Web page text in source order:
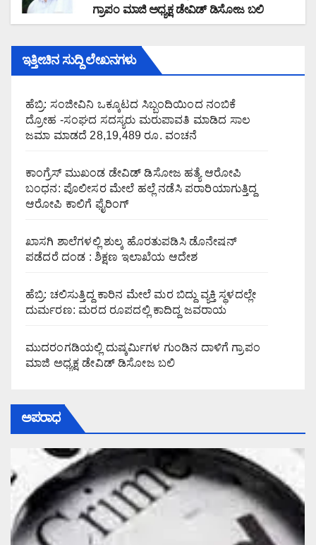
ಗ್ರಾಪಂ ಮಾಜಿ ಅಧ್ಯಕ್ಷ ಡೇವಿಡ್ ಡಿಸೋಜ ಬಲಿ
ಇತ್ತೀಚಿನ ಸುದ್ದಿ ಲೇಖನಗಳು
ಹೆಬ್ರಿ: ಸಂಜೀವಿನಿ ಒಕ್ಕೂಟದ ಸಿಬ್ಬಂದಿಯಿಂದ ನಂಬಿಕೆ
ದ್ರೋಹ -ಸಂಘದ ಸದಸ್ಯರು ಮರುಪಾವತಿ ಮಾಡಿದ ಸಾಲ
ಜಮಾ ಮಾಡದೆ 28,19,489 ರೂ. ವಂಚನೆ
ಕಾಂಗ್ರೆಸ್ ಮುಖಂಡ ಡೇವಿಡ್ ಡಿಸೋಜ ಹತ್ಯೆ ಆರೋಪಿ
ಬಂಧನ: ಪೊಲೀಸರ ಮೇಲೆ ಹಲ್ಲೆ ನಡೆಸಿ ಪರಾರಿಯಾಗುತ್ತಿದ್ದ
ಆರೋಪಿ ಕಾಲಿಗೆ ಫೈರಿಂಗ್
ಖಾಸಗಿ ಶಾಲೆಗಳಲ್ಲಿ ಶುಲ್ಕ ಹೊರತುಪಡಿಸಿ ಡೊನೇಷನ್
ಪಡೆದರೆ ದಂಡ : ಶಿಕ್ಷಣ ಇಲಾಖೆಯ ಆದೇಶ
ಹೆಬ್ರಿ: ಚಲಿಸುತ್ತಿದ್ದ ಕಾರಿನ ಮೇಲೆ ಮರ ಬಿದ್ದು ವ್ಯಕ್ತಿ ಸ್ಥಳದಲ್ಲೇ
ದುರ್ಮರಣ: ಮರದ ರೂಪದಲ್ಲಿ ಕಾದಿದ್ದ ಜವರಾಯ
ಮುದರಂಗಡಿಯಲ್ಲಿ ದುಷ್ಕರ್ಮಿಗಳ ಗುಂಡಿನ ದಾಳಿಗೆ ಗ್ರಾಪಂ
ಮಾಜಿ ಅಧ್ಯಕ್ಷ ಡೇವಿಡ್ ಡಿಸೋಜ ಬಲಿ
ಅಪರಾಧ